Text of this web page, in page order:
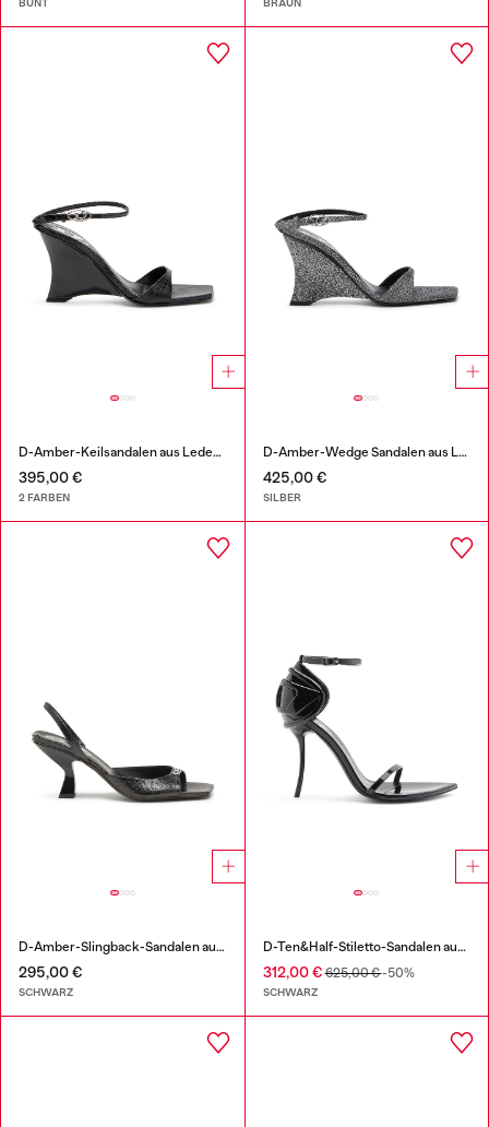
D-Amber-Keilsandalen aus Leder in Eidechsenoptik
395,00 €
2 FARBEN
D-Amber-Wedge Sandalen aus Lurexstoff
425,00 €
SILBER
D-Amber-Slingback-Sandalen aus Leder in Eidechsen-Optik
295,00 €
SCHWARZ
D-Ten&Half-Stiletto-Sandalen aus Lackleder
312,00 €625,00 €-50%
SCHWARZ